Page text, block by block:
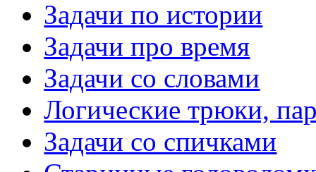
Задачи по истории
Задачи про время
Задачи со словами
Логические трюки,
Задачи со спичками